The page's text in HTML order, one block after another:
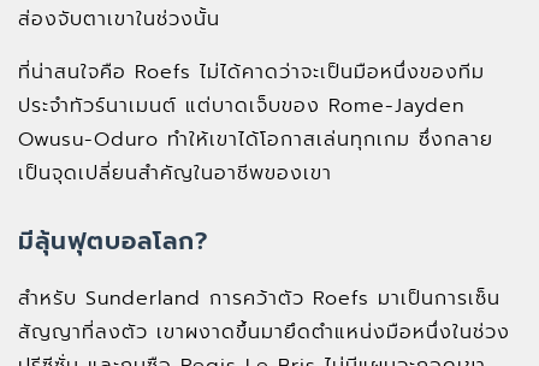
ส่องจับตาเขาในช่วงนั้น
ที่น่าสนใจคือ Roefs ไม่ได้คาดว่าจะเป็นมือหนึ่งของทีม
ประจำทัวร์นาเมนต์ แต่บาดเจ็บของ Rome-Jayden
Owusu-Oduro ทำให้เขาได้โอกาสเล่นทุกเกม ซึ่งกลาย
เป็นจุดเปลี่ยนสำคัญในอาชีพของเขา
มีลุ้นฟุตบอลโลก?
สำหรับ Sunderland การคว้าตัว Roefs มาเป็นการเซ็น
สัญญาที่ลงตัว เขาผงาดขึ้นมายึดตำแหน่งมือหนึ่งในช่วง